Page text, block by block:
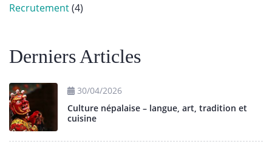
Recrutement(4)
Derniers Articles
30/04/2026
Culture népalaise – langue, art, tradition et
cuisine